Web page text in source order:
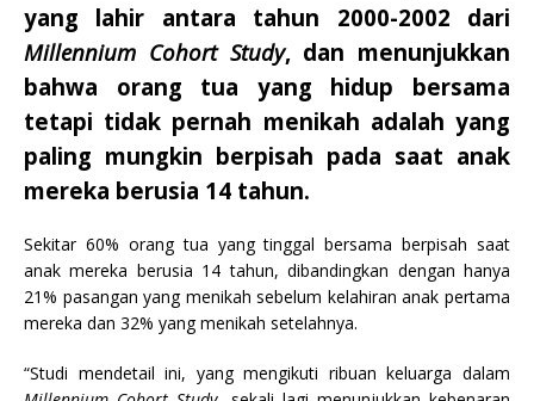
yang lahir antara tahun 2000-2002 dari
Millennium Cohort Study, dan menunjukkan
bahwa orang tua yang hidup bersama
tetapi tidak pernah menikah adalah yang
paling mungkin berpisah pada saat anak
mereka berusia 14 tahun.
Sekitar 60% orang tua yang tinggal bersama berpisah saat
anak mereka berusia 14 tahun, dibandingkan dengan hanya
21% pasangan yang menikah sebelum kelahiran anak pertama
mereka dan 32% yang menikah setelahnya.
“Studi mendetail ini, yang mengikuti ribuan keluarga dalam